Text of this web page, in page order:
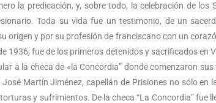
la predicación, y, sobre todo, la celebración de los
Toda su vida fue un testimonio, de un
origen y por su profesión de franciscano con un
1936, fue de los primeros detenidos y sacrificados en
a la checa de «la Concordia” donde comenzaron
Martín Jiménez, capellán de Prisiones no sólo en
y sufrimientos. De la checa “La Concordia” fue